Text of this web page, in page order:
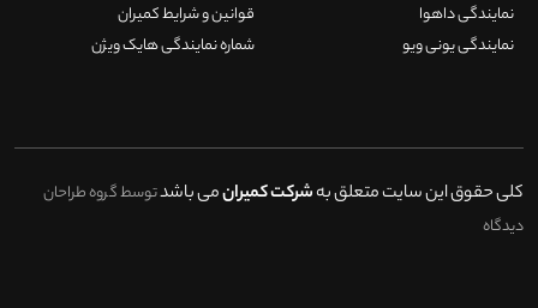
نمایندگی داهوا
نمایندگی یونی ویو
قوانین و شرایط کمیران
شماره نمایندگی هایک ویژن
کلی حقوق این سایت متعلق بهشرکت کمیرانمی باشدتوسط گروه طراحان
دیدگاه